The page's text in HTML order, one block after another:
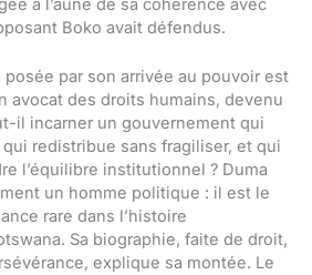
à l’aune de sa cohérence avec
Boko avait défendus.
par son arrivée au pouvoir est
avocat des droits humains, devenu
il incarner un gouvernement qui
redistribue sans fragiliser, et qui
l’équilibre institutionnel ? Duma
un homme politique : il est le
rare dans l’histoire
Sa biographie, faite de droit,
explique sa montée. Le